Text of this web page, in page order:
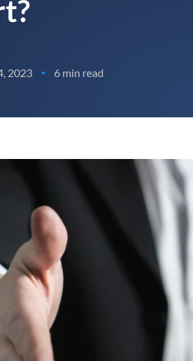
2023 • 6 min read